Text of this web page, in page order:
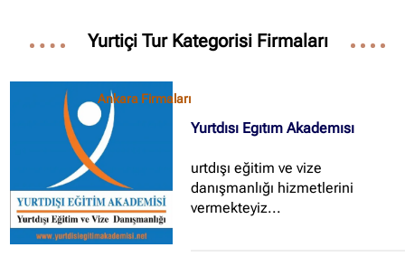
Yurtiçi Tur Kategorisi Firmaları
Ankara Firmaları
Yurtdısı Egıtım Akademısı
urtdışı eğitim ve vize
danışmanlığı hizmetlerini
vermekteyiz...
İstanbul Firmaları(388)
İzmir Firmaları